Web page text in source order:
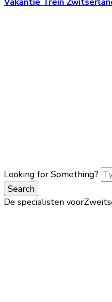
Looking for Something?
De specialisten voor